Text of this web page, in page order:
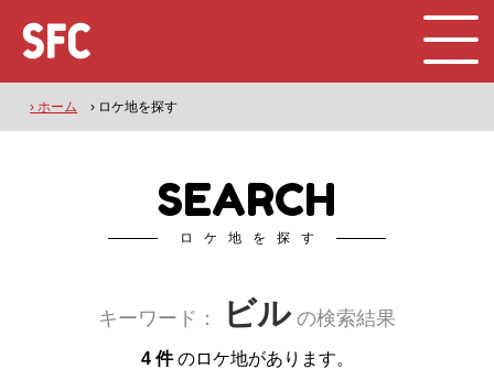
› ホーム › ロケ地を探す
SEARCH
ロケ地を探す
キーワード： ビルの検索結果
4 件のロケ地があります。